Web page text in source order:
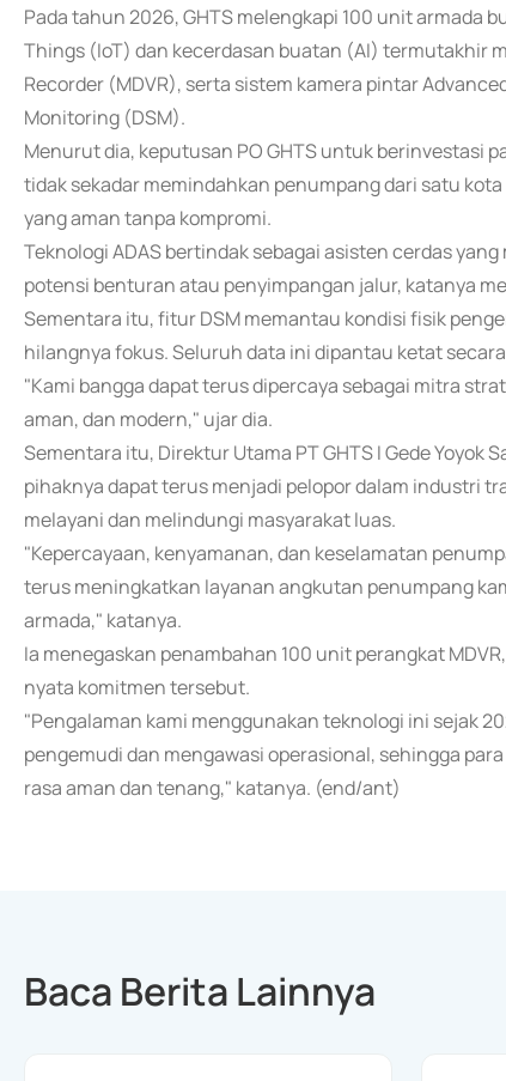
Pada tahun 2026, GHTS melengkapi 100 unit armada
Things (IoT) dan kecerdasan buatan (AI) termutakhir
Recorder (MDVR), serta sistem kamera pintar
Monitoring (DSM).
Menurut dia, keputusan PO GHTS untuk berinvestasi
tidak sekadar memindahkan penumpang dari satu
yang aman tanpa kompromi.
Teknologi ADAS bertindak sebagai asisten cerdas
potensi benturan atau penyimpangan jalur, katanya
Sementara itu, fitur DSM memantau kondisi fisik
hilangnya fokus. Seluruh data ini dipantau ketat
"Kami bangga dapat terus dipercaya sebagai mitra
aman, dan modern," ujar dia.
Sementara itu, Direktur Utama PT GHTS I Gede
pihaknya dapat terus menjadi pelopor dalam industri
melayani dan melindungi masyarakat luas.
"Kepercayaan, kenyamanan, dan keselamatan
terus meningkatkan layanan angkutan penumpang
armada," katanya.
Ia menegaskan penambahan 100 unit perangkat
nyata komitmen tersebut.
"Pengalaman kami menggunakan teknologi ini sejak
pengemudi dan mengawasi operasional, sehingga
rasa aman dan tenang," katanya. (end/ant)
Baca Berita Lainnya